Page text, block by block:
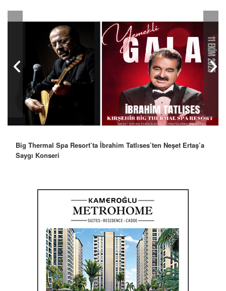
Big Thermal Spa Resort’ta İbrahim Tatlıses’ten Neşet Ertaş’a
Saygı Konseri